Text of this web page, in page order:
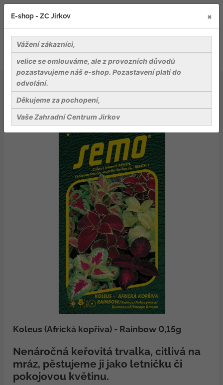
Osiva
Koleus (Africká kopřiva) - Rainbow 0,15g
Koleus (Africká kopřiva) - Rainbow 0,15g
Nenáročná keřovitá trvalka, citlivá na
mráz, pěstujeme ji jako letničku či
pokojovou květinu.
E-shop - ZC Jirkov ×
Vážení zákazníci,
velice se omlouváme, ale z provozních důvodů
pozastavujeme náš e-shop. Pozastavení platí do
odvolání.
Děkujeme za pochopení,
Vaše Zahradní Centrum Jirkov